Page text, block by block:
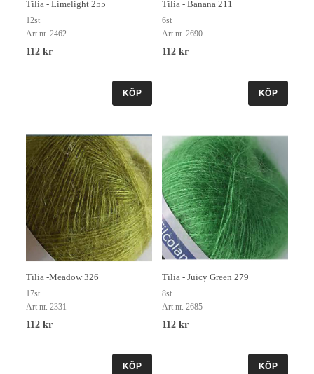
Tilia - Limelight 255
12st
Art nr. 2462
112 kr
KÖP
Tilia - Banana 211
6st
Art nr. 2690
112 kr
KÖP
Tilia -Meadow 326
17st
Art nr. 2331
112 kr
KÖP
Tilia - Juicy Green 279
8st
Art nr. 2685
112 kr
KÖP